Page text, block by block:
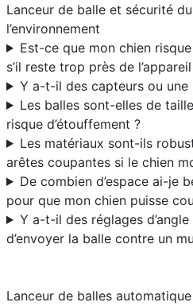
Lanceur de balle et sécurité
l’environnement
Est-ce que mon chien
s’il reste trop près de
Y a-t-il des capteurs ou une
Les balles sont-elles de
risque d’étouffement ?
Les matériaux sont-ils
arêtes coupantes si le chien
De combien d’espace ai-je
pour que mon chien puisse
Y a-t-il des réglages
d’envoyer la balle contre un
Lanceur de balles